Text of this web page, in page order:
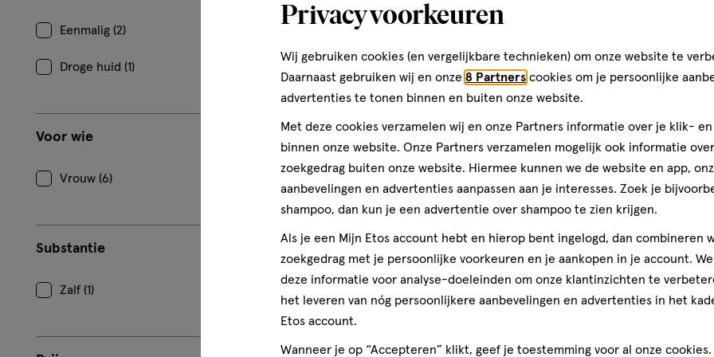
Eenmalig (2)
Droge huid (1)
Voor wie
Vrouw (6)
Substantie
Zalf (1)
Lansinoh Verzachtende Warm/Koud
1 Toevoegenverhoog aantal met één Er
1 Toevoegen
toevoegen
aan
verlanglijst
Privacy voorkeuren
Wij gebruiken cookies (en vergelijkbare technieken) om onze website te
Daarnaast gebruiken wij en onze 8 Partners cookies om je persoonlijke
advertenties te tonen binnen en buiten onze website.
Met deze cookies verzamelen wij en onze Partners informatie over je klik-
binnen onze website. Onze Partners verzamelen mogelijk ook informatie
zoekgedrag buiten onze website. Hiermee kunnen we de website en app,
aanbevelingen en advertenties aanpassen aan je interesses. Zoek je
shampoo, dan kun je een advertentie over shampoo te zien krijgen.
Als je een Mijn Etos account hebt en hierop bent ingelogd, dan combineren
zoekgedrag met je persoonlijke voorkeuren en je aankopen in je account.
deze informatie voor analyse-doeleinden om onze klantinzichten te
het leveren van nóg persoonlijkere aanbevelingen en advertenties in het
Etos account.
Wanneer je op “Accepteren” klikt, geef je toestemming voor al onze cookies.